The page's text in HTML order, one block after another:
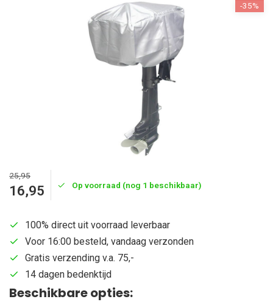
-35%
25,95
16,95 Op voorraad (nog 1 beschikbaar)
100% direct uit voorraad leverbaar
Voor 16:00 besteld, vandaag verzonden
Gratis verzending v.a. 75,-
14 dagen bedenktijd
Beschikbare opties: